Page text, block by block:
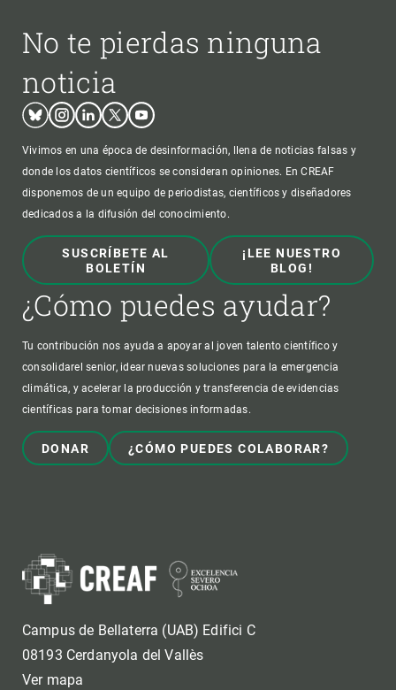
No te pierdas ninguna
noticia
BlueskyInstagram
LinkedinTwitterYoutube
Vivimos en una época de desinformación, llena de noticias falsas y
donde los datos científicos se consideran opiniones. En CREAF
disponemos de un equipo de periodistas, científicos y diseñadores
dedicados a la difusión del conocimiento.
SUSCRÍBETE AL
BOLETÍN
¡LEE NUESTRO
BLOG!
¿Cómo puedes ayudar?
Tu contribución nos ayuda a apoyar al joven talento científico y
consolidarel senior, idear nuevas soluciones para la emergencia
climática, y acelerar la producción y transferencia de evidencias
científicas para tomar decisiones informadas.
DONAR ¿CÓMO PUEDES COLABORAR?
Campus de Bellaterra (UAB) Edifici C
08193 Cerdanyola del Vallès
Ver mapa